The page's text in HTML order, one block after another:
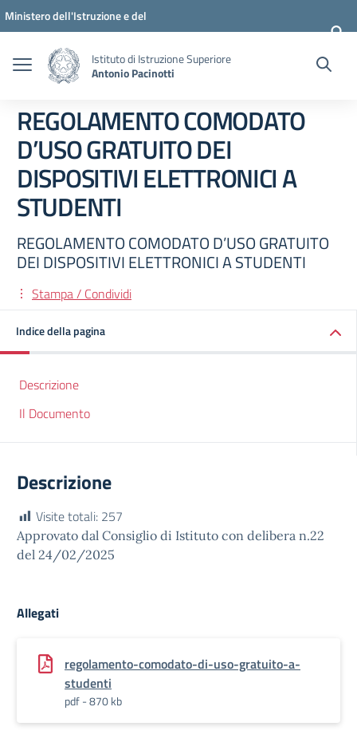
Vai ai contenuti
Vai al menu di navigazione
Vai al footer
Ministero dell'Istruzione e del
Istituto di Istruzione Superiore
Antonio Pacinotti
REGOLAMENTO COMODATO
D’USO GRATUITO DEI
DISPOSITIVI ELETTRONICI A
STUDENTI
REGOLAMENTO COMODATO D’USO GRATUITO
DEI DISPOSITIVI ELETTRONICI A STUDENTI
Stampa / Condividi
Indice della pagina
Descrizione
Il Documento
Descrizione
Visite totali: 257
Approvato dal Consiglio di Istituto con delibera n.22
del 24/02/2025
Allegati
regolamento-comodato-di-uso-gratuito-a-
studenti
pdf - 870 kb